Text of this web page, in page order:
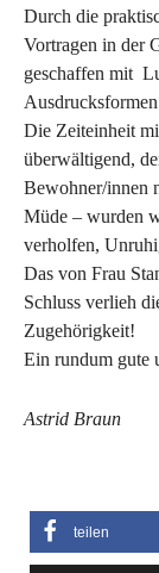
Durch die
Vortragen in der
geschaffen mit
Die Zeiteinheit
überwältigend,
Bewohner/innen
Müde – wurden
verholfen,
Das von Frau
Schluss verlieh
Zugehörigkeit!
Ein rundum gute
Astrid Braun
teilen